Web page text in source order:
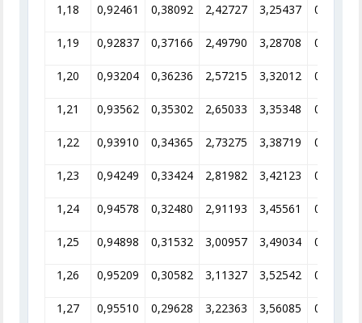
1,18 0,92461 0,38092 2,42727 3,25437 0,30728
1,19 0,92837 0,37166 2,49790 3,28708 0 30422
1,20 0,93204 0,36236 2,57215 3,32012 0,30119
1,21 0,93562 0,35302 2,65033 3,35348 0,29820
1,22 0,93910 0,34365 2,73275 3,38719 0,29523
1,23 0,94249 0,33424 2,81982 3,42123 0,29229
1,24 0,94578 0,32480 2,91193 3,45561 0,28938
1,25 0,94898 0,31532 3,00957 3,49034 0,28650
1,26 0,95209 0,30582 3,11327 3,52542 0,28365
1,27 0,95510 0,29628 3,22363 3,56085 0,28083